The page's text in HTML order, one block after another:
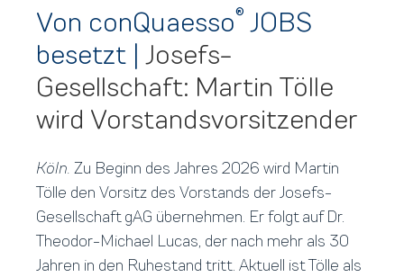
Von conQuaesso® JOBS
besetzt | Josefs-
Gesellschaft: Martin Tölle
wird Vorstandsvorsitzender
Köln. Zu Beginn des Jahres 2026 wird Martin
Tölle den Vorsitz des Vorstands der Josefs-
Gesellschaft gAG übernehmen. Er folgt auf Dr.
Theodor-Michael Lucas, der nach mehr als 30
Jahren in den Ruhestand tritt. Aktuell ist Tölle als